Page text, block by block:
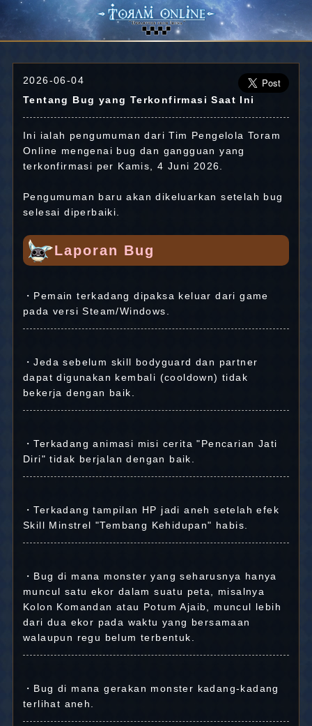
2026-06-04
Tentang Bug yang Terkonfirmasi Saat Ini
Ini ialah pengumuman dari Tim Pengelola Toram
Online mengenai bug dan gangguan yang
terkonfirmasi per Kamis, 4 Juni 2026.
Pengumuman baru akan dikeluarkan setelah bug
selesai diperbaiki.
Laporan Bug
・Pemain terkadang dipaksa keluar dari game
pada versi Steam/Windows.
・Jeda sebelum skill bodyguard dan partner
dapat digunakan kembali (cooldown) tidak
bekerja dengan baik.
・Terkadang animasi misi cerita "Pencarian Jati
Diri" tidak berjalan dengan baik.
・Terkadang tampilan HP jadi aneh setelah efek
Skill Minstrel "Tembang Kehidupan" habis.
・Bug di mana monster yang seharusnya hanya
muncul satu ekor dalam suatu peta, misalnya
Kolon Komandan atau Potum Ajaib, muncul lebih
dari dua ekor pada waktu yang bersamaan
walaupun regu belum terbentuk.
・Bug di mana gerakan monster kadang-kadang
terlihat aneh.